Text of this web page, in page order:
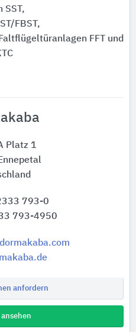
SST,
FBST,
FFT und
Platz 1
793-0
793-4950
anfordern
ansehen